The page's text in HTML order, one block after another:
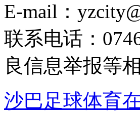
E-mail：
联系电话：
良信息举报等
沙巴足球体育